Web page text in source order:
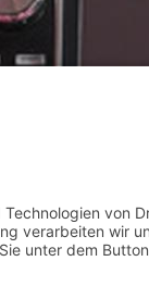
Geschäftspartner